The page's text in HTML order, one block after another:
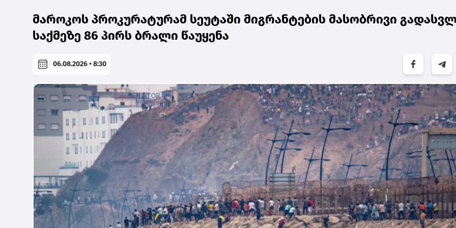
მაროკოს პროკურატურამ სეუტაში მიგრანტების მასობრივი
საქმეზე 86 პირს ბრალი წაუყენა
06.08.2026 • 8:30